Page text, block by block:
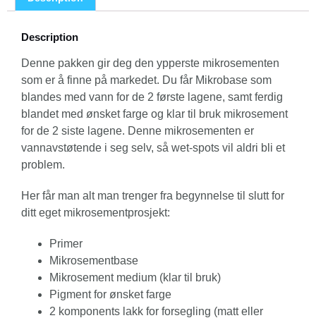
Description
Denne pakken gir deg den ypperste mikrosementen
som er å finne på markedet. Du får Mikrobase som
blandes med vann for de 2 første lagene, samt ferdig
blandet med ønsket farge og klar til bruk mikrosement
for de 2 siste lagene. Denne mikrosementen er
vannavstøtende i seg selv, så wet-spots vil aldri bli et
problem.
Her får man alt man trenger fra begynnelse til slutt for
ditt eget mikrosementprosjekt:
Primer
Mikrosementbase
Mikrosement medium (klar til bruk)
Pigment for ønsket farge
2 komponents lakk for forsegling (matt eller